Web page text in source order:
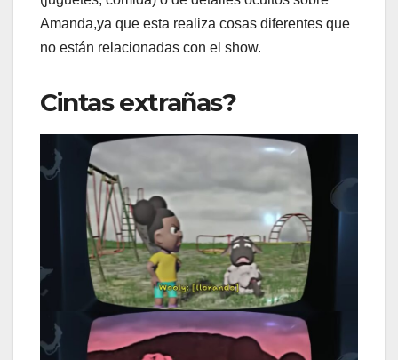
Amanda,ya que esta realiza cosas diferentes que
no están relacionadas con el show.
Cintas extrañas?